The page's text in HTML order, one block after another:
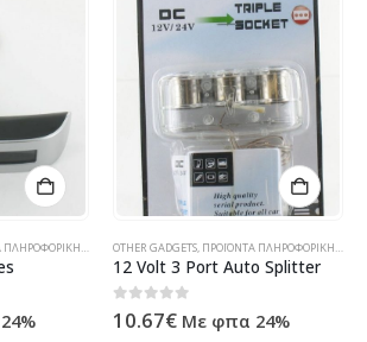
ΚΙΝΗΤΉΣ ΤΗΛΕΦΩΝΊΑΣ - ΗΛΕΚΤΡΟΝΙΚΆ OTHER GADGETS ΠΡΟΪΌΝΤΑ ΠΛΗΡΟΦΟΡΙΚΉΣ - ΚΙΝΗΤΉΣ ΤΗΛΕΦΩΝΊΑΣ - ΗΛΕΚΤΡΟΝΙΚΆ
12 Volt 3 Port Auto Splitter
0 out of 5
10.67€ Με φπα 24%